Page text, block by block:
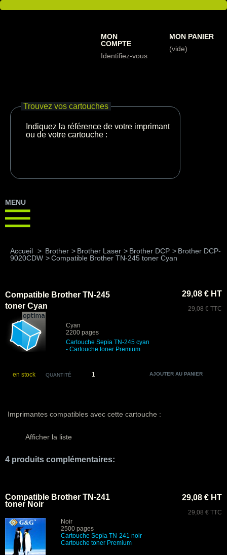
MON
COMPTE
Identifiez-vous
MON PANIER
(vide)
Trouvez vos cartouches
Indiquez la référence de votre imprimante
ou de votre cartouche :
MENU
Accueil > Brother > Brother Laser > Brother DCP > Brother DCP-
9020CDW >Compatible Brother TN-245 toner Cyan
Compatible Brother TN-245
toner Cyan
Cyan
2200 pages
Cartouche Sepia TN-245 cyan
- Cartouche toner Premium
29,08 € HT
29,08 € TTC
en stock QUANTITÉ
Imprimantes compatibles avec cette cartouche :
Afficher la liste
4 produits complémentaires:
Compatible Brother TN-241
toner Noir
Noir
2500 pages
Cartouche Sepia TN-241 noir -
Cartouche toner Premium
29,08 € HT
29,08 € TTC